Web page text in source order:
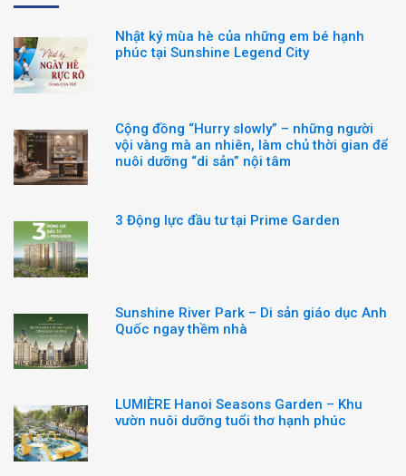
Nhật ký mùa hè của những em bé hạnh
phúc tại Sunshine Legend City
Cộng đồng “Hurry slowly” – những người
vội vàng mà an nhiên, làm chủ thời gian để
nuôi dưỡng “di sản” nội tâm
3 Động lực đầu tư tại Prime Garden
Sunshine River Park – Di sản giáo dục Anh
Quốc ngay thềm nhà
LUMIÈRE Hanoi Seasons Garden – Khu
vườn nuôi dưỡng tuổi thơ hạnh phúc